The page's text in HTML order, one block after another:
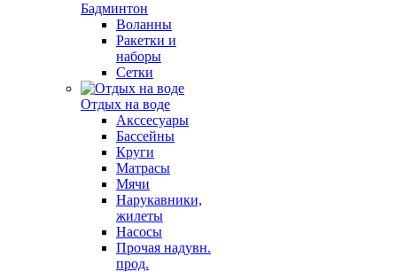
Бадминтон
Воланны
Ракетки и
наборы
Сетки
Отдых на воде
Акссесуары
Бассейны
Круги
Матрасы
Мячи
Нарукавники,
жилеты
Насосы
Прочая надувн.
прод.